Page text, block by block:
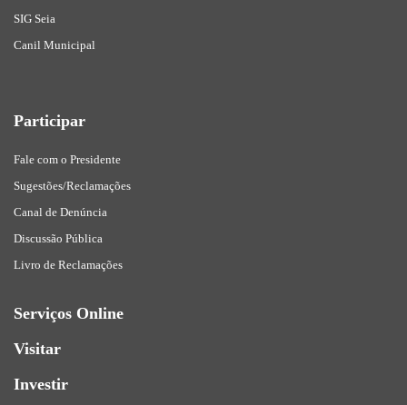
SIG Seia
Canil Municipal
Participar
Fale com o Presidente
Sugestões/Reclamações
Canal de Denúncia
Discussão Pública
Livro de Reclamações
Serviços Online
Visitar
Investir